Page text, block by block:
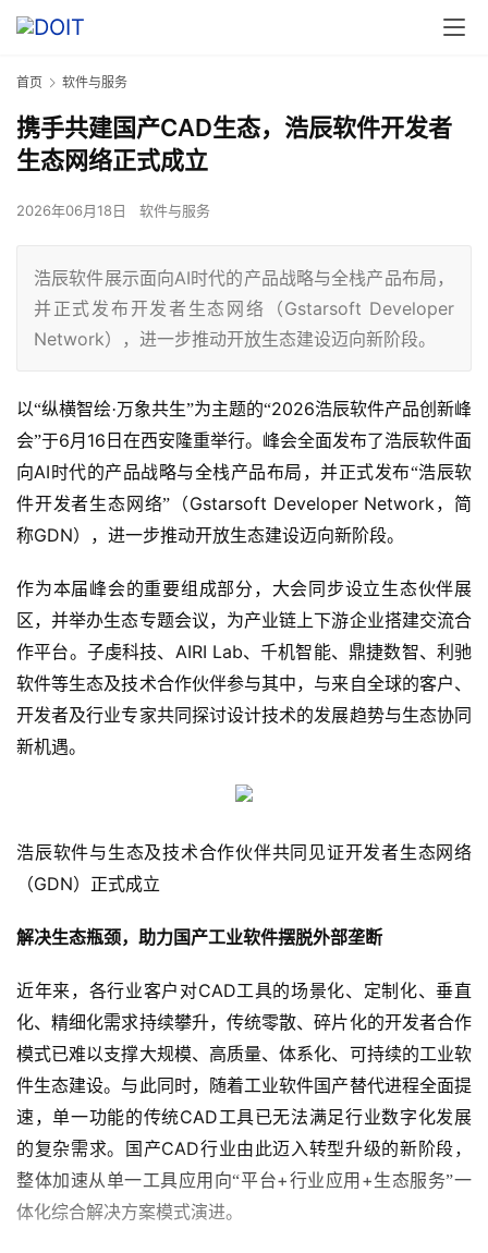
首页 软件与服务
携手共建国产CAD生态，浩辰软件开发者
生态网络正式成立
2026年06月18日 软件与服务
浩辰软件展示面向AI时代的产品战略与全栈产品布局，
并正式发布开发者生态网络（Gstarsoft Developer
Network），进一步推动开放生态建设迈向新阶段。
以“纵横智绘·万象共生”为主题的“2026浩辰软件产品创新峰
会”于6月 16 日在西安隆重举行。峰会全面发布了浩辰软件面
向AI 时代的产品战略与全栈产品布局，并正式发布“浩辰软
件开发者生态网络”（Gstarsoft Developer Network，简
称GDN），进一步推动开放生态建设迈向新阶段。
作为本届峰会的重要组成部分，大会同步设立生态伙伴展
区，并举办生态专题会议，为产业链上下游企业搭建交流合
作平台。子虔科技、 AIRI Lab、千机智能、鼎捷数智、利驰
软件等生态及技术合作伙伴参与其中，与来自全球的客户、
开发者及行业专家共同探讨设计技术的发展趋势与生态协同
新机遇。
浩辰软件与生态及技术合作伙伴共同见证开发者生态网络
（GDN）正式成立
解决生态瓶颈，助力国产工业软件摆脱外部垄断
近年来，各行业客户对CAD工具的场景化、定制化、垂直
化、精细化需求持续攀升，传统零散、碎片化的开发者合作
模式已难以支撑大规模、高质量、体系化、可持续的工业软
件生态建设。与此同时，随着工业软件国产替代进程全面提
速，单一功能的传统CAD工具已无法满足行业数字化发展
的复杂需求。国产CAD行业由此迈入转型升级的新阶段，
整体加速从单一工具应用向“平台+行业应用 +生态服务”一
体化综合解决方案模式演进。